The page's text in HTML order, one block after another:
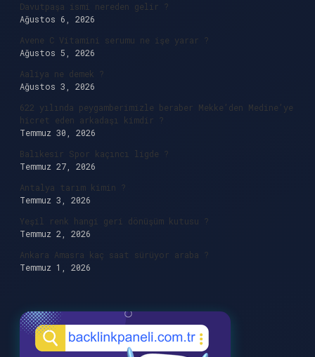
Davutpaşa ismi nereden gelir ?
Ağustos 6, 2026
Avene C Vitamini serumu ne işe yarar ?
Ağustos 5, 2026
Aaliya ne demek ?
Ağustos 3, 2026
622 yılında peygamberimizle beraber Mekke’den Medine’ye
hicret eden arkadaşı kimdir ?
Temmuz 30, 2026
Balıkesir Spor kaçıncı ligde ?
Temmuz 27, 2026
Antalya tarım kimin ?
Temmuz 3, 2026
Yeşil renk hangi geri dönüşüm kutusu ?
Temmuz 2, 2026
Ankara Amasra kaç saat sürüyor araba ?
Temmuz 1, 2026